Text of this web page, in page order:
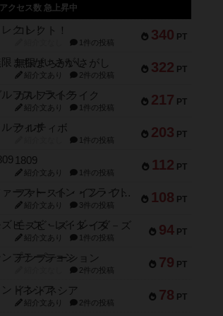
アクセス数 急上昇中
340 PT
コレクト！
1件の投稿
322 PT
無限まちがいさがし
紹介文あり 2件の投稿
217 PT
ガルフストライク
紹介文あり 1件の投稿
203 PT
クルティボ
1件の投稿
112 PT
1809
紹介文あり 1件の投稿
108 PT
ファースト・イン・フライト
紹介文あり 3件の投稿
94 PT
モズビ－ズ・レイダ－ズ
紹介文あり 1件の投稿
79 PT
テンプテーション
2件の投稿
78 PT
インドネシア
紹介文あり 2件の投稿